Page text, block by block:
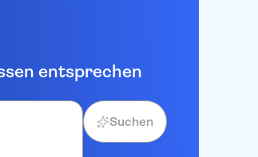
entsprechen
Suchen